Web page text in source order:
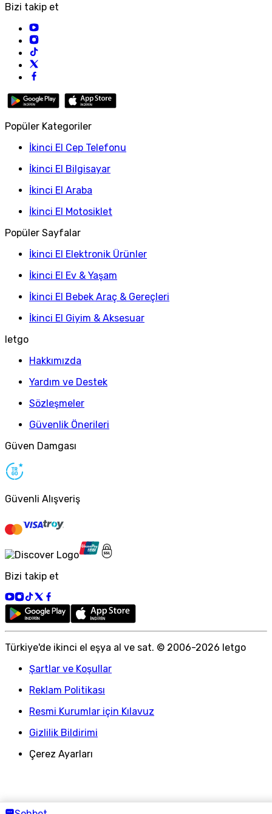
Bizi takip et
Popüler Kategoriler
İkinci El Cep Telefonu
İkinci El Bilgisayar
İkinci El Araba
İkinci El Motosiklet
Popüler Sayfalar
İkinci El Elektronik Ürünler
İkinci El Ev & Yaşam
İkinci El Bebek Araç & Gereçleri
İkinci El Giyim & Aksesuar
letgo
Hakkımızda
Yardım ve Destek
Sözleşmeler
Güvenlik Önerileri
Güven Damgası
Güvenli Alışveriş
Bizi takip et
Türkiye'de ikinci el eşya al ve sat. © 2006-2026 letgo
Şartlar ve Koşullar
Reklam Politikası
Resmi Kurumlar için Kılavuz
Gizlilik Bildirimi
Çerez Ayarları